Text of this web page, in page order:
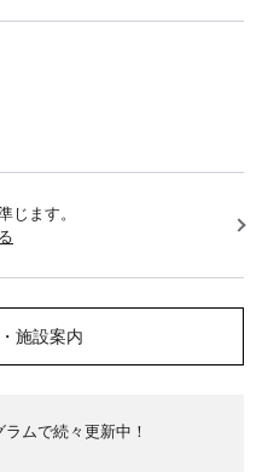
じます。
施設案内
ムで続々更新中！